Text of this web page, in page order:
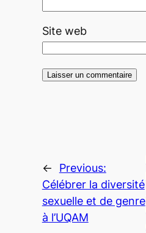
Site web
←
Previous:
Célébrer la diversité
sexuelle et de genre
à l’UQAM